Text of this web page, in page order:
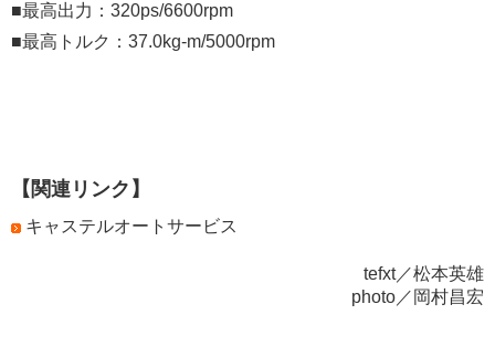
■最高出力：320ps/6600rpm
■最高トルク：37.0kg-m/5000rpm
【関連リンク】
キャステルオートサービス
tefxt／松本英雄
photo／岡村昌宏